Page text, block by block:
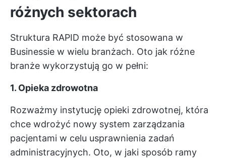
różnych sektorach
Struktura RAPID może być stosowana w
Businessie w wielu branżach. Oto jak różne
branże wykorzystują go w pełni:
1. Opieka zdrowotna
Rozważmy instytucję opieki zdrowotnej, która
chce wdrożyć nowy system zarządzania
pacjentami w celu usprawnienia zadań
administracyjnych. Oto, w jaki sposób ramy